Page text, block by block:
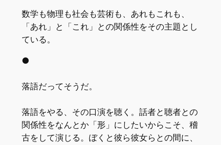
数学も物理も社会も芸術も、あれもこれも、
「あれ」と「これ」との関係性をその主題とし
ている。
●
落語だってそうだ。
落語をやる、その口演を聴く。話者と聴者との
関係性をなんとか「形」にしたいからこそ、稽
古をして演じる。ぼくと彼ら彼女らとの間に、